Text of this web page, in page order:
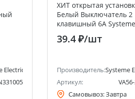
Electric (ранее Schneider Electric)
ХИТ открытая
Белый Выключатель 2
клавишный 6А Systeme
Electric (Schneider
39.4 ₽/шт
Производитель:Systeme
Артикул:
Самовывоз:Завтра